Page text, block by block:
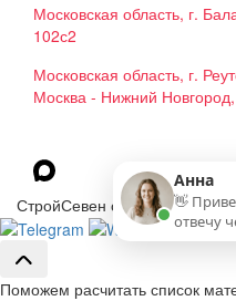
Московская область, г.
102с2
Московская область, г.
Москва - Нижний
СтройСевен строительные
Поможем расчитать список
Анна
👋
отвечу